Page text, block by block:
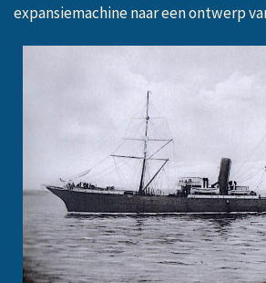
expansiemachine naar een ontwerp